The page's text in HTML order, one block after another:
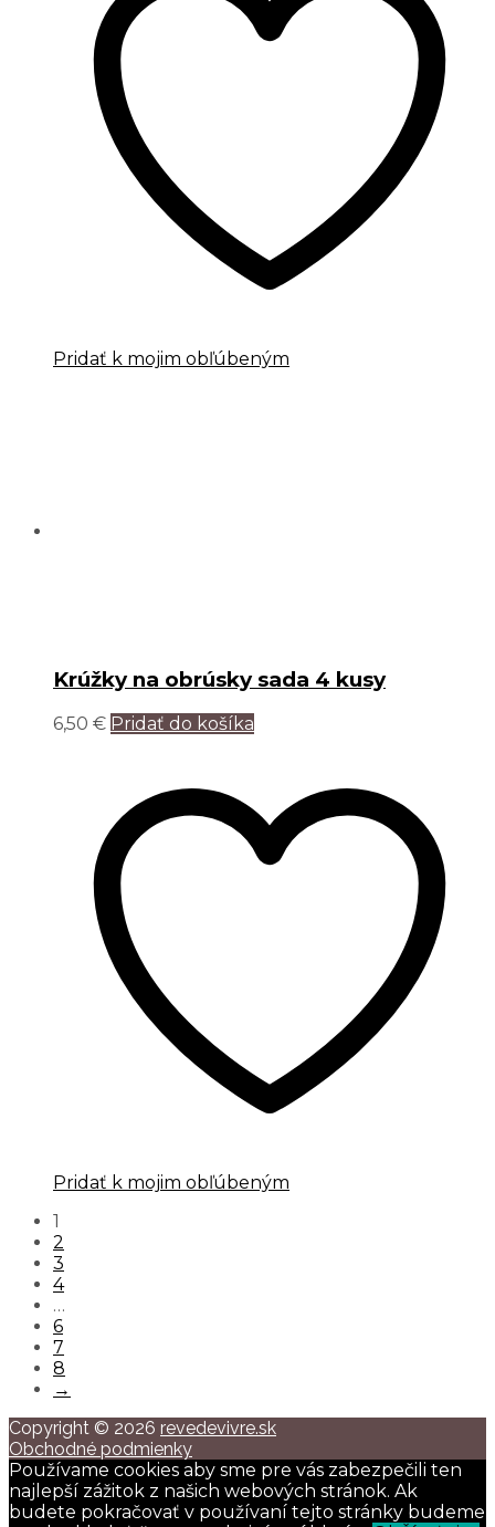
Pridať k mojim obľúbeným
Krúžky na obrúsky sada 4 kusy
6,50 € Pridať do košíka
Pridať k mojim obľúbeným
1
2
3
4
…
6
7
8
→
Copyright © 2026 revedevivre.sk
Obchodné podmienky
Používame cookies aby sme pre vás zabezpečili ten
najlepší zážitok z našich webových stránok. Ak
budete pokračovať v používaní tejto stránky budeme